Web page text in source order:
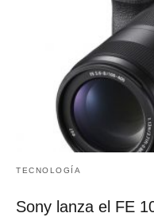
TECNOLOGÍA
Sony lanza el FE